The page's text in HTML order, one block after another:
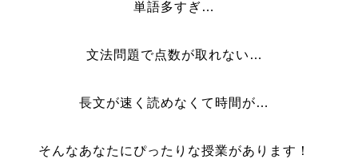
単語多すぎ…
文法問題で点数が取れない…
長文が速く読めなくて時間が…
そんなあなたにぴったりな授業があります！